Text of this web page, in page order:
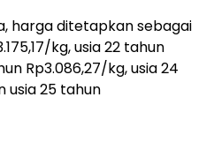
harga ditetapkan sebagai
kg, usia 22 tahun
Rp3.086,27/kg, usia 24
usia 25 tahun